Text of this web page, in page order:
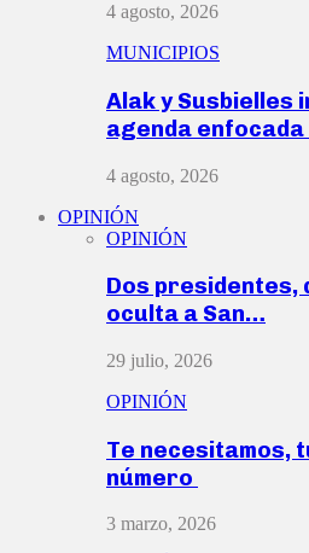
4 agosto, 2026
MUNICIPIOS
Alak y Susbielles
agenda
4 agosto, 2026
OPINIÓN
OPINIÓN
Dos presidentes,
oculta a San…
29 julio, 2026
OPINIÓN
Te necesitamos,
número
3 marzo, 2026